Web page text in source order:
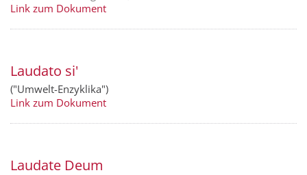
Link zum Dokument
Laudato si'
("Umwelt-Enzyklika")
Link zum Dokument
Laudate Deum